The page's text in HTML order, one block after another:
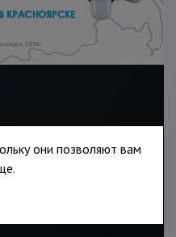
они позволяют вам